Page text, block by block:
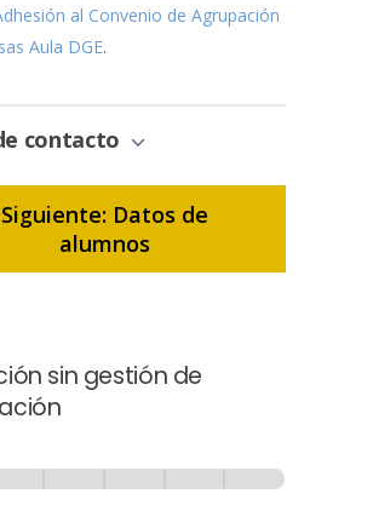
al Convenio de Agrupación
Aula DGE.
contacto
Siguiente: Datos de
alumnos
sin gestión de